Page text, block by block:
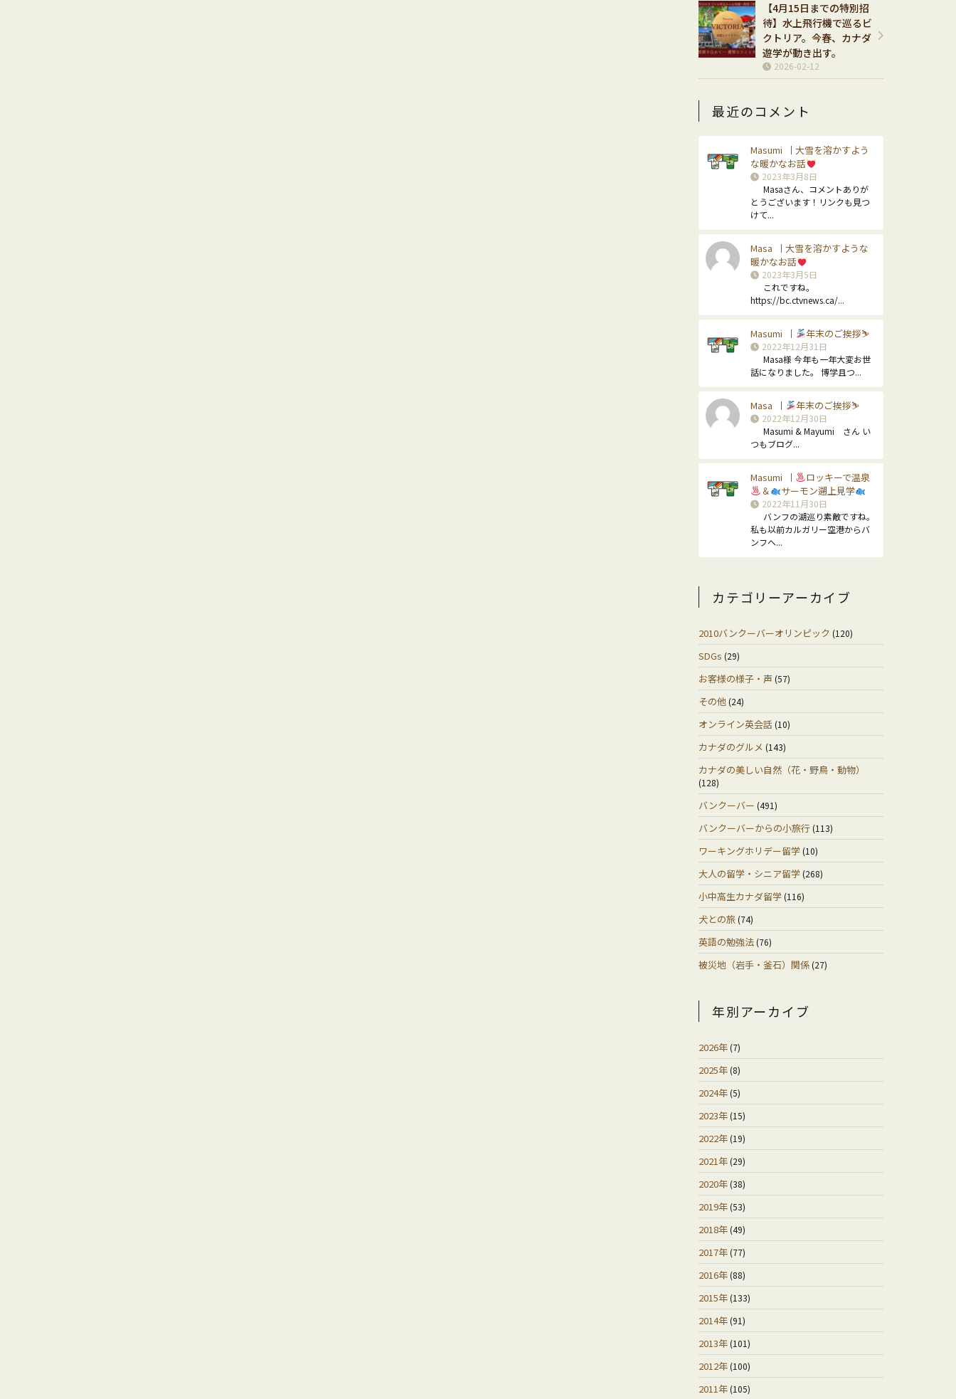
【4月15日までの特別招
待】水上飛行機で巡るビ
クトリア。今春、カナダ
遊学が動き出す。
2026-02-12
最近のコメント
Masumi ｜ 大雪を溶かすよう
な暖かなお話
2023年3月8日
Masaさん、コメントありが
とうございます！リンクも見つ
けて...
Masa ｜ 大雪を溶かすような
暖かなお話
2023年3月5日
これですね。
https://bc.ctvnews.ca/...
Masumi ｜ 年末のご挨拶⛷
2022年12月31日
Masa様 今年も一年大変お世
話になりました。 博学且つ...
Masa ｜ 年末のご挨拶⛷
2022年12月30日
Masumi & Mayumi さん い
つもブログ...
Masumi ｜
ロッキーで温泉
＆
サーモン遡上見学
2022年11月30日
バンフの湖巡り素敵ですね。
私も以前カルガリー空港からバ
ンフへ...
カテゴリーアーカイブ
2010バンクーバーオリンピック (120)
SDGs (29)
お客様の様子・声 (57)
その他(24)
オンライン英会話 (10)
カナダのグルメ (143)
カナダの美しい自然（花・野鳥・動物）
(128)
バンクーバー (491)
バンクーバーからの小旅行(113)
ワーキングホリデー留学(10)
大人の留学・シニア留学(268)
小中高生カナダ留学(116)
犬との旅(74)
英語の勉強法(76)
被災地（岩手・釜石）関係(27)
年別アーカイブ
2026年(7)
2025年(8)
2024年(5)
2023年(15)
2022年(19)
2021年(29)
2020年(38)
2019年(53)
2018年(49)
2017年(77)
2016年(88)
2015年(133)
2014年(91)
2013年(101)
2012年(100)
2011年(105)